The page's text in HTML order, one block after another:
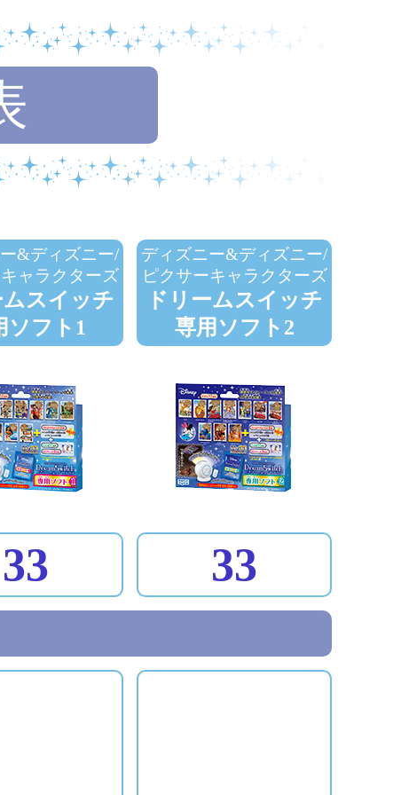
&ディズニー/
ャラクターズ
ムスイッチ
ソフト1
ディズニー&ディズニー/
ピクサーキャラクターズ
ドリームスイッチ
専用ソフト2
33 33